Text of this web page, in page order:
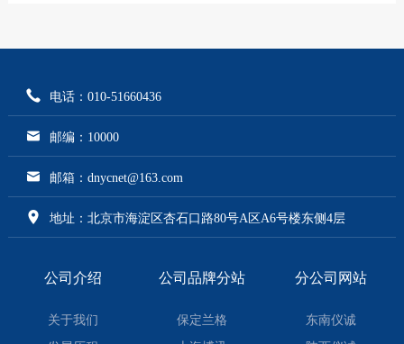
电话：010-51660436
邮编：10000
邮箱：dnycnet@163.com
地址：北京市海淀区杏石口路80号A区A6号楼东侧4层
公司介绍
关于我们
公司品牌分站
保定兰格
分公司网站
东南仪诚